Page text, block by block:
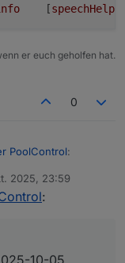
	[
er euch geholfen hat.
0
PoolControl:
2025, 23:59
: